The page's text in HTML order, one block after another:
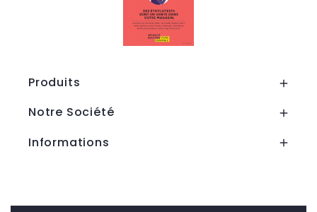
Produits 
Notre Société 
Informations 